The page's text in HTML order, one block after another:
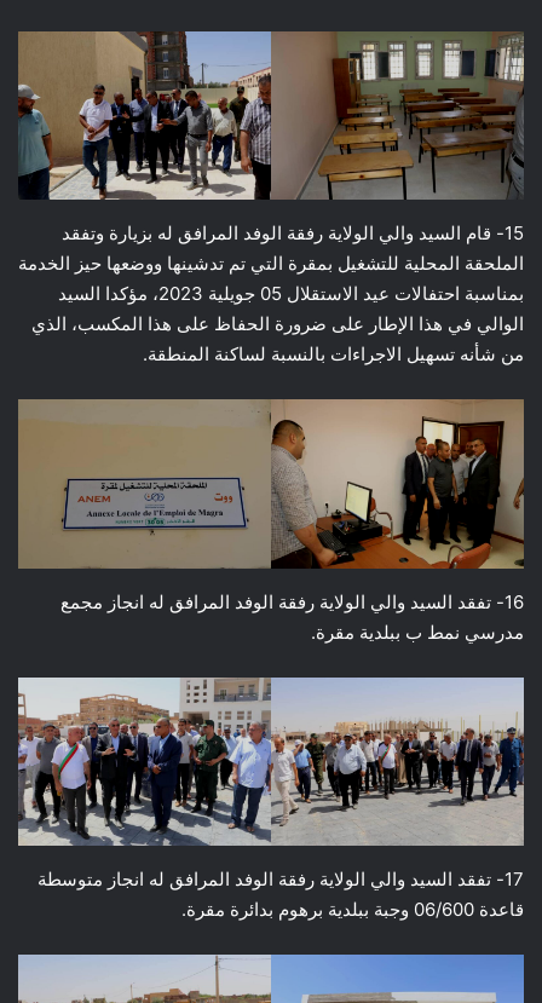
15- قام السيد والي الولاية رفقة الوفد المرافق له بزيارة وتفقد
الملحقة المحلية للتشغيل بمقرة التي تم تدشينها ووضعها حيز الخدمة
بمناسبة احتفالات عيد الاستقلال 05 جويلية 2023، مؤكدا السيد
الوالي في هذا الإطار على ضرورة الحفاظ على هذا المكسب، الذي
من شأنه تسهيل الاجراءات بالنسبة لساكنة المنطقة.
16- تفقد السيد والي الولاية رفقة الوفد المرافق له انجاز مجمع
مدرسي نمط ب ببلدية مقرة.
17- تفقد السيد والي الولاية رفقة الوفد المرافق له انجاز متوسطة
قاعدة 06/600 وجبة ببلدية برهوم بدائرة مقرة.